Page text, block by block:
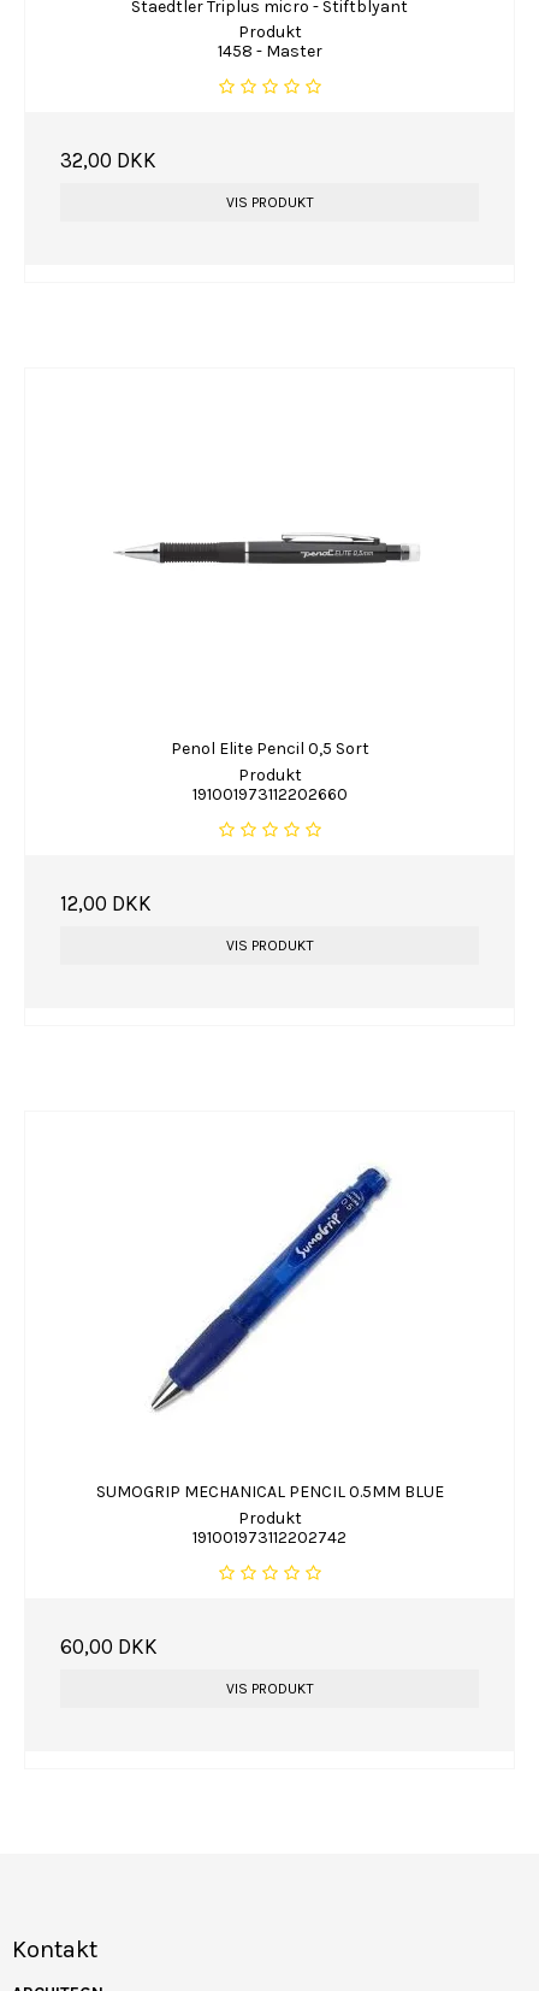
Staedtler Triplus micro - Stiftblyant
Produkt
1458 - Master
32,00 DKK
VIS PRODUKT
Penol Elite Pencil 0,5 Sort
Produkt
191001973112202660
12,00 DKK
VIS PRODUKT
SUMOGRIP MECHANICAL PENCIL 0.5MM BLUE
Produkt
191001973112202742
60,00 DKK
VIS PRODUKT
Kontakt